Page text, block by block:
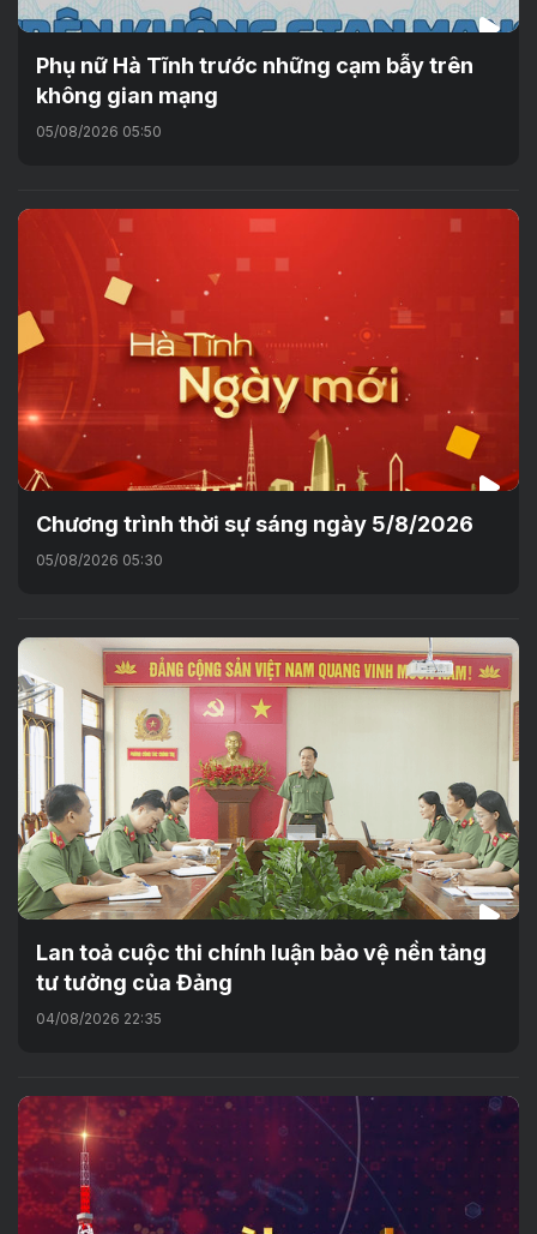
Phụ nữ Hà Tĩnh trước những cạm bẫy trên
không gian mạng
05/08/2026 05:50
Chương trình thời sự sáng ngày 5/8/2026
05/08/2026 05:30
Lan toả cuộc thi chính luận bảo vệ nền tảng
tư tưởng của Đảng
04/08/2026 22:35